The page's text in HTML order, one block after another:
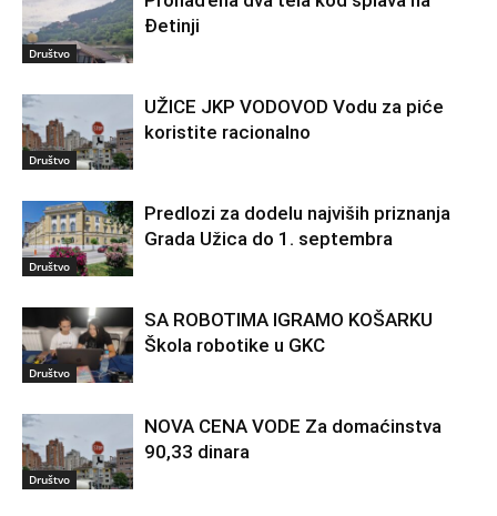
Društvo
Đetinji
Društvo
UŽICE JKP VODOVOD Vodu za piće
koristite racionalno
Društvo
Predlozi za dodelu najviših priznanja
Grada Užica do 1. septembra
Društvo
SA ROBOTIMA IGRAMO KOŠARKU
Škola robotike u GKC
Društvo
NOVA CENA VODE Za domaćinstva
90,33 dinara